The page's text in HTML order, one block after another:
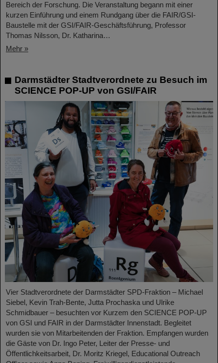
Bereich der Forschung. Die Veranstaltung begann mit einer
kurzen Einführung und einem Rundgang über die FAIR/GSI-
Baustelle mit der GSI/FAIR-Geschäftsführung, Professor
Thomas Nilsson, Dr. Katharina…
Mehr »
Darmstädter Stadtverordnete zu Besuch im
SCIENCE POP-UP von GSI/FAIR
Vier Stadtverordnete der Darmstädter SPD-Fraktion – Michael
Siebel, Kevin Trah-Bente, Jutta Prochaska und Ulrike
Schmidbauer – besuchten vor Kurzem den SCIENCE POP-UP
von GSI und FAIR in der Darmstädter Innenstadt. Begleitet
wurden sie von Mitarbeitenden der Fraktion. Empfangen wurden
die Gäste von Dr. Ingo Peter, Leiter der Presse- und
Öffentlichkeitsarbeit, Dr. Moritz Kriegel, Educational Outreach